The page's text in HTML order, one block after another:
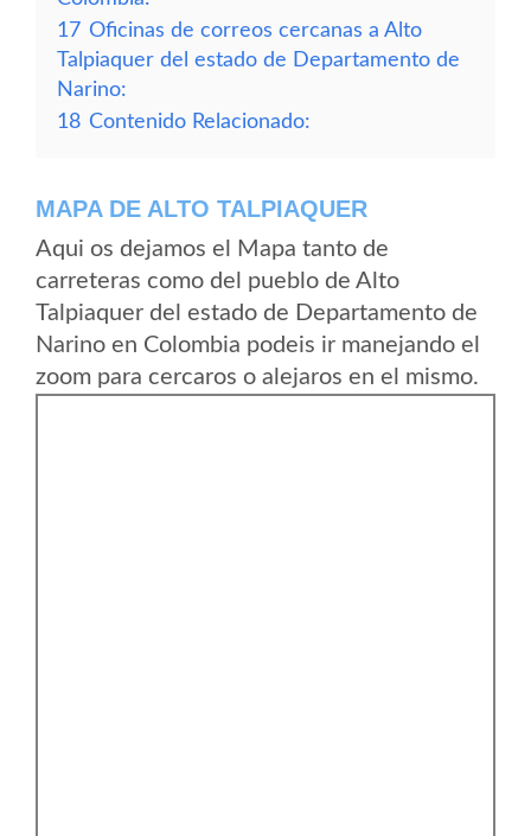
17 Oficinas de correos cercanas a Alto
Talpiaquer del estado de Departamento de
Narino:
18 Contenido Relacionado:
MAPA DE ALTO TALPIAQUER
Aqui os dejamos el Mapa tanto de
carreteras como del pueblo de Alto
Talpiaquer del estado de Departamento de
Narino en Colombia podeis ir manejando el
zoom para cercaros o alejaros en el mismo.